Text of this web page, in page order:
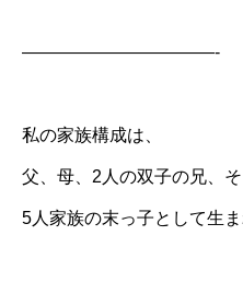
———————————-
私の家族構成は、
父、母、2人の双子の兄、そ
5人家族の末っ子として生ま